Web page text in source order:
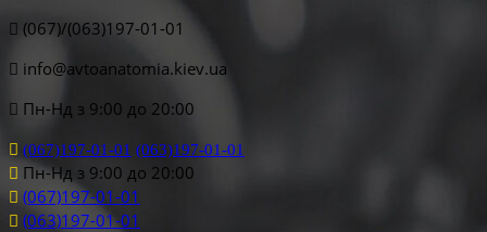
(067)/(063)197-01-01
info@avtoanatomia.kiev.ua
Пн-Нд з 9:00 до 20:00
(067)197-01-01 (063)197-01-01
Пн-Нд з 9:00 до 20:00
(067)197-01-01
(063)197-01-01